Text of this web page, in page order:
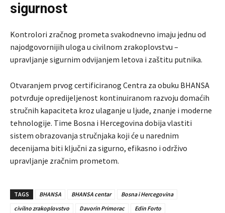
sigurnost
Kontrolori zračnog prometa svakodnevno imaju jednu od
najodgovornijih uloga u civilnom zrakoplovstvu –
upravljanje sigurnim odvijanjem letova i zaštitu putnika.
Otvaranjem prvog certificiranog Centra za obuku BHANSA
potvrđuje opredijeljenost kontinuiranom razvoju domaćih
stručnih kapaciteta kroz ulaganje u ljude, znanje i moderne
tehnologije. Time Bosna i Hercegovina dobija vlastiti
sistem obrazovanja stručnjaka koji će u narednim
decenijama biti ključni za sigurno, efikasno i održivo
upravljanje zračnim prometom.
TAGS BHANSA BHANSA centar
Bosna i Hercegovina
civilno zrakoplovstvo
Davorin Primorac
Edin Forto